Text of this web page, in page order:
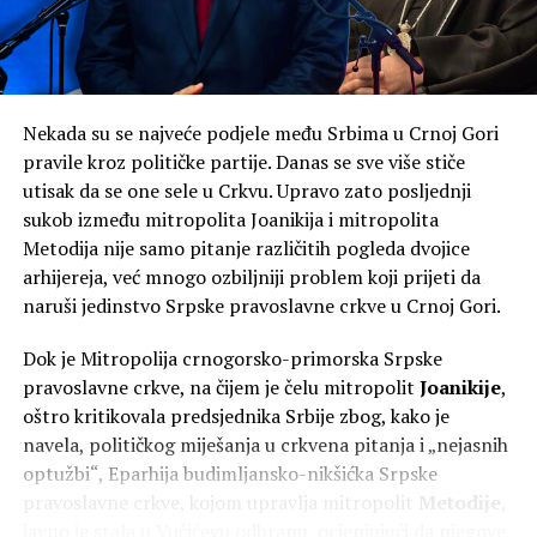
Knežević ne isključuje mogućnost da po izborima 2027.
godine bude formirana Vlada čiji će predsjednik biti on.
formirali Vladu bez ovih koji hoće da nas šalju kod
Satlera, prva odluka koju ću donijeti kao premijer biće
otpriznavanje Kosova. Kao premijer. Gdje bi im bio kraj
da sam ja bio premijer i od 2023, ja znam da štitim
nacionalne interese”, poručio je on.
Nekada su se najveće podjele među Srbima u Crnoj Gori
pravile kroz političke partije. Danas se sve više stiče
utisak da se one sele u Crkvu. Upravo zato posljednji
sukob između mitropolita Joanikija i mitropolita
Metodija nije samo pitanje različitih pogleda dvojice
arhijereja, već mnogo ozbiljniji problem koji prijeti da
naruši jedinstvo Srpske pravoslavne crkve u Crnoj Gori.
Dok je Mitropolija crnogorsko-primorska Srpske
pravoslavne crkve, na čijem je čelu mitropolit Joanikije,
oštro kritikovala predsjednika Srbije zbog, kako je
navela, političkog miješanja u crkvena pitanja i „nejasnih
optužbi“, Eparhija budimljansko-nikšićka Srpske
pravoslavne crkve, kojom upravlja mitropolit
Metodije